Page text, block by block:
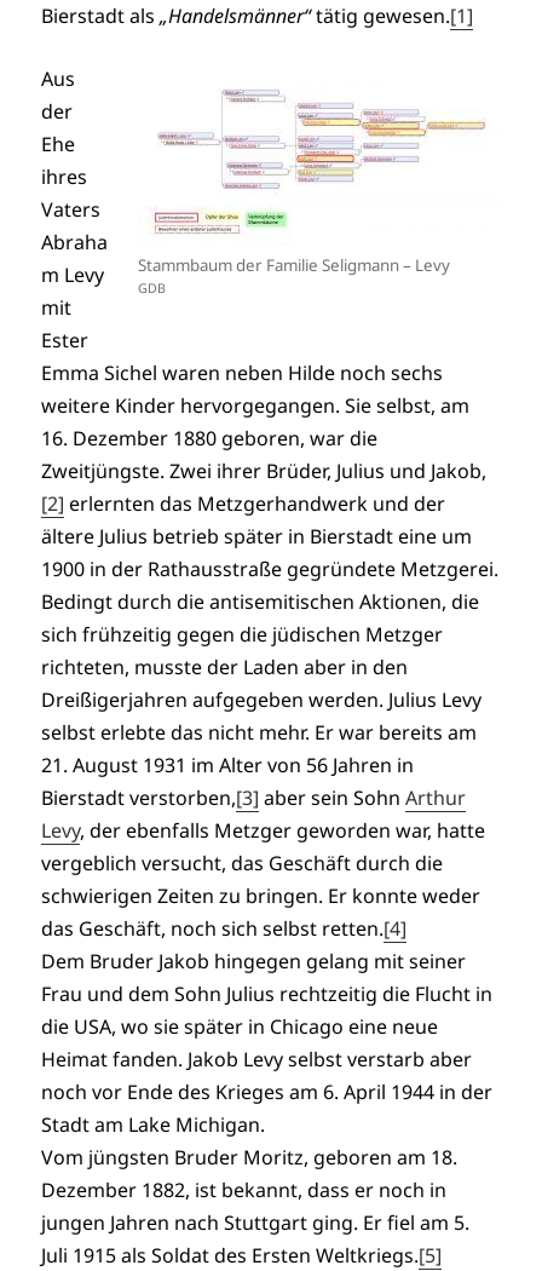
Bierstadt als„Handelsmänner“tätig gewesen.[1]
Stammbaum der Familie Seligmann – Levy
GDB
Aus
der
Ehe
ihres
Vaters
Abraha
m Levy
mit
Ester
Emma Sichel waren neben Hilde noch sechs
weitere Kinder hervorgegangen. Sie selbst, am
16. Dezember 1880 geboren, war die
Zweitjüngste. Zwei ihrer Brüder, Julius und Jakob,
[2] erlernten das Metzgerhandwerk und der
ältere Julius betrieb später in Bierstadt eine um
1900 in der Rathausstraße gegründete Metzgerei.
Bedingt durch die antisemitischen Aktionen, die
sich frühzeitig gegen die jüdischen Metzger
richteten, musste der Laden aber in den
Dreißigerjahren aufgegeben werden. Julius Levy
selbst erlebte das nicht mehr. Er war bereits am
21. August 1931 im Alter von 56 Jahren in
Bierstadt verstorben,[3] aber sein SohnArthur
Levy, der ebenfalls Metzger geworden war, hatte
vergeblich versucht, das Geschäft durch die
schwierigen Zeiten zu bringen. Er konnte weder
das Geschäft, noch sich selbst retten.[4]
Dem Bruder Jakob hingegen gelang mit seiner
Frau und dem Sohn Julius rechtzeitig die Flucht in
die USA, wo sie später in Chicago eine neue
Heimat fanden. Jakob Levy selbst verstarb aber
noch vor Ende des Krieges am 6. April 1944 in der
Stadt am Lake Michigan.
Vom jüngsten Bruder Moritz, geboren am 18.
Dezember 1882, ist bekannt, dass er noch in
jungen Jahren nach Stuttgart ging. Er fiel am 5.
Juli 1915 als Soldat des Ersten Weltkriegs.[5]